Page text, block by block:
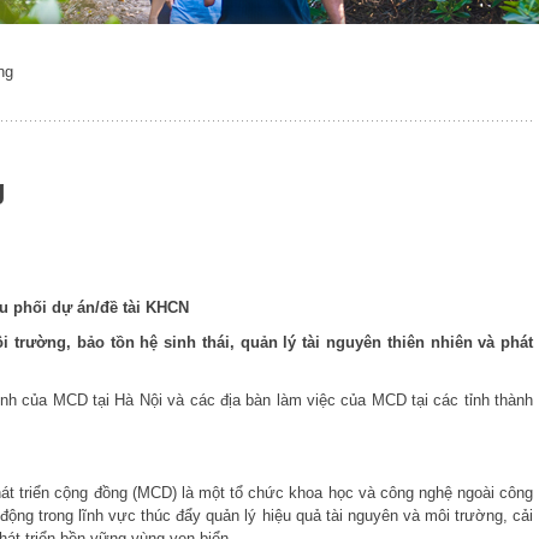
phối dự án/đề tài KHCN
bảo tồn hệ sinh thái, quản lý tài nguyên thiên nhiên và phát
tại Hà Nội và các địa bàn làm việc của MCD tại các tỉnh thành
triển cộng đồng (MCD) là một tổ chức khoa học và công nghệ ngoài công
trong lĩnh vực thúc đẩy quản lý hiệu quả tài nguyên và môi trường, cải